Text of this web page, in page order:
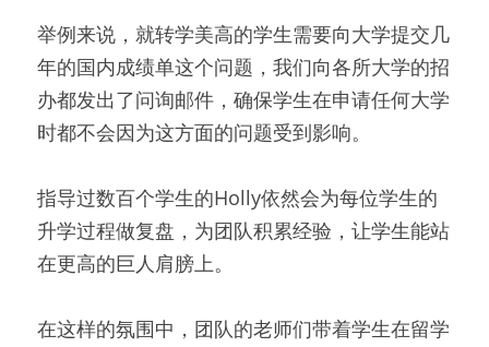
举例来说，就转学美高的学生需要向大学提交几
年的国内成绩单这个问题，我们向各所大学的招
办都发出了问询邮件，确保学生在申请任何大学
时都不会因为这方面的问题受到影响。
指导过数百个学生的Holly依然会为每位学生的
升学过程做复盘，为团队积累经验，让学生能站
在更高的巨人肩膀上。
在这样的氛围中，团队的老师们带着学生在留学